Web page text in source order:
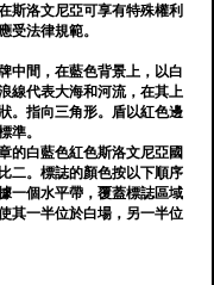
斯洛文尼亞可享有特殊權利
受法律規範。
中間，在藍色背景上，以白
線代表大海和河流，在其上
。指向三角形。盾以紅色邊
準。
的白藍色紅色斯洛文尼亞國
二。標誌的顏色按以下順序
一個水平帶，覆蓋標誌區域
其一半位於白場，另一半位